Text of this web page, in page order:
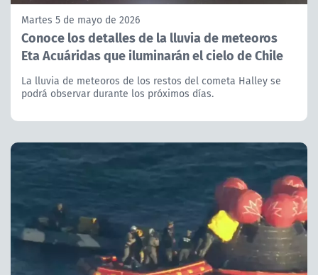
Martes 5 de mayo de 2026
Conoce los detalles de la lluvia de meteoros
Eta Acuáridas que iluminarán el cielo de Chile
La lluvia de meteoros de los restos del cometa Halley se
podrá observar durante los próximos días.